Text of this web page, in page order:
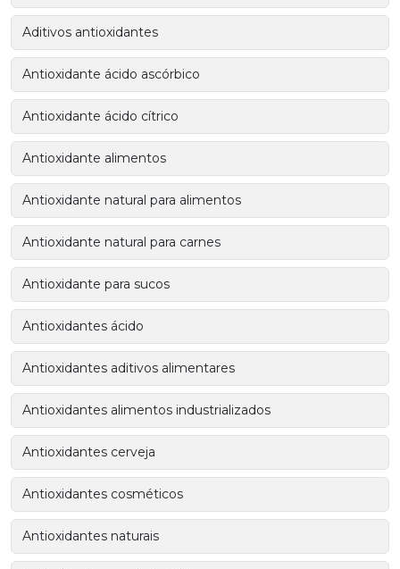
Aditivos antioxidantes
Antioxidante ácido ascórbico
Antioxidante ácido cítrico
Antioxidante alimentos
Antioxidante natural para alimentos
Antioxidante natural para carnes
Antioxidante para sucos
Antioxidantes ácido
Antioxidantes aditivos alimentares
Antioxidantes alimentos industrializados
Antioxidantes cerveja
Antioxidantes cosméticos
Antioxidantes naturais